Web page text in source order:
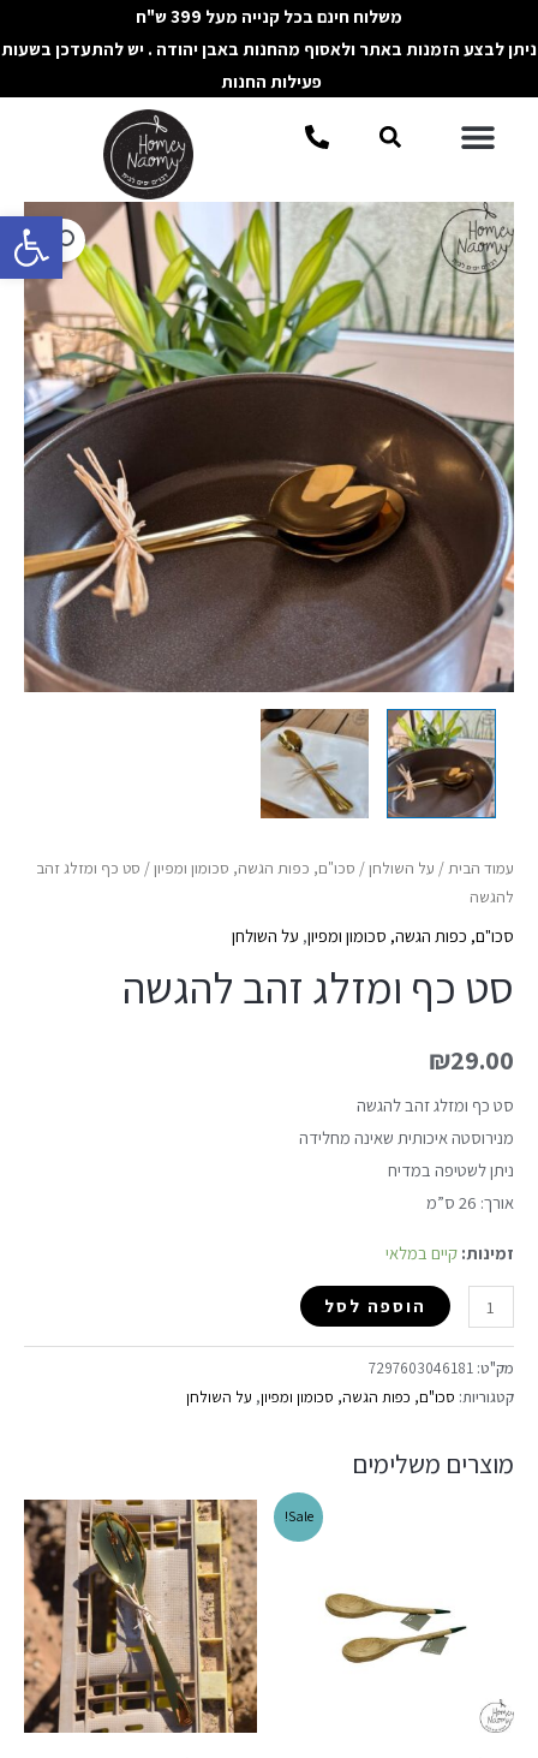
פתח
לתוכן
משלוח חינם בכל קנייה מעל 399 ש"ח
ניתן לבצע הזמנות באתר ולאסוף מהחנות באבן יהודה . יש להתעדכן בשעות
פעילות החנות
תפריטחיפוש
עמוד הבית/ על השולחן/ סכו"ם, כפות הגשה, סכומון ומפיון/ סט כף ומזלג זהב
להגשה
סכו"ם, כפות הגשה, סכומון ומפיון, על השולחן
סט כף ומזלג זהב להגשה
₪29.00
סט כף ומזלג זהב להגשה
מנירוסטה איכותית שאינה מחלידה
ניתן לשטיפה במדיח
אורך: 26 ס”מ
זמינות: קיים במלאי
כמות
של
כף
ומזלג
להגשה
הוספה לסל
מק"ט: 7297603046181
קטגוריות: סכו"ם, כפות הגשה, סכומון ומפיון, על השולחן
מוצרים משלימים
Sale!